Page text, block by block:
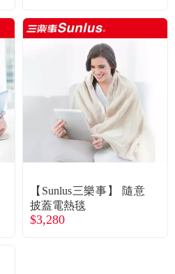
【Sunlus三樂事】 隨意
披蓋電熱毯
$3,280